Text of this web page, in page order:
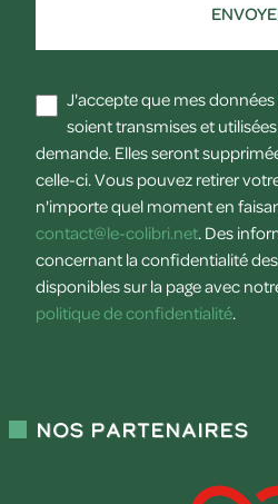
J'accepte que mes
soient transmises et
demande. Elles seront
celle-ci. Vous pouvez retirer
n'importe quel moment en
contact@le-colibri.net. Des
concernant la confidentialité
disponibles sur la page avec
politique de confidentialité.
Nos partenaires